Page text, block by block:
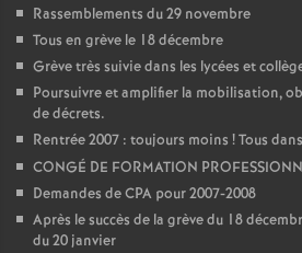
Rassemblements du 29 novembre
Tous en grève le 18 décembre
Grève très suivie dans les lycées et
Poursuivre et amplifier la mobilisation,
de décrets.
Rentrée 2007 : toujours moins ! Tous
CONGÉ DE FORMATION
Demandes de CPA pour 2007-2008
Après le succès de la grève du 18
du 20 janvier